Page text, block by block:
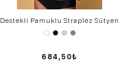
Destekli Pamuklu Straplez Sütyen
684,50₺